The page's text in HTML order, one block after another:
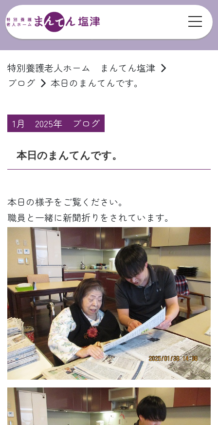
特別養護老人ホーム まんてん塩津
ブログ
本日のまんてんです。
1月 2025年 ブログ
本日のまんてんです。
本日の様子をご覧ください。
職員と一緒に新聞折りをされています。